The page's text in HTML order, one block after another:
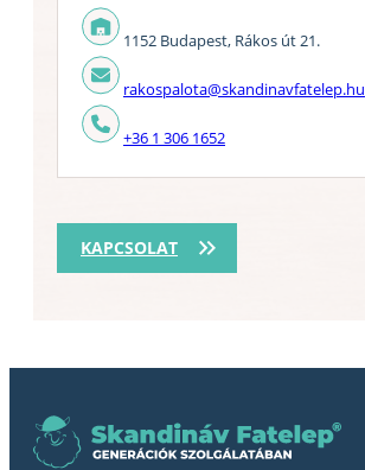
KAPCSOLAT
1152 Budapest, Rákos út 21.
rakospalota@skandinavfatelep.hu
+36 1 306 1652